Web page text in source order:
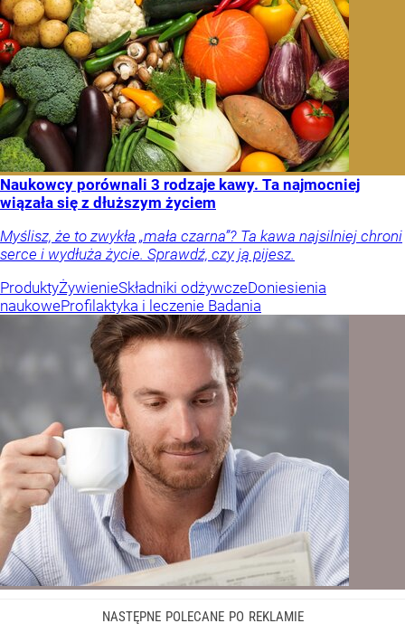
Naukowcy porównali 3 rodzaje kawy. Ta najmocniej
wiązała się z dłuższym życiem
Myślisz, że to zwykła „mała czarna”? Ta kawa najsilniej chroni
serce i wydłuża życie. Sprawdź, czy ją pijesz.
ProduktyŻywienieSkładniki odżywczeDoniesienia
naukoweProfilaktyka i leczenie Badania